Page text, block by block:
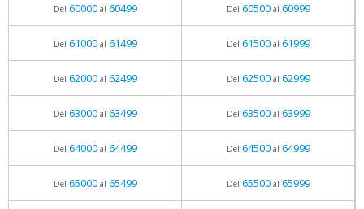
Del 60000al 60499 Del 60500al 60999
Del 61000al 61499 Del 61500al 61999
Del 62000al 62499 Del 62500al 62999
Del 63000al 63499 Del 63500al 63999
Del 64000al 64499 Del 64500al 64999
Del 65000al 65499 Del 65500al 65999